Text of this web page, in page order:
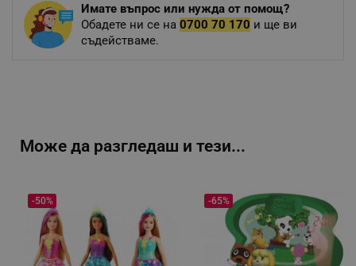
Имате въпрос или нужда от помощ?
Обадете ни се на 0700 70 170 и ще ви
съдействаме.
Може да разгледаш и тези...
-50% -65%